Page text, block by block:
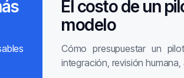
El costo de un
modelo
Cómo presupuestar un
integración, revisión